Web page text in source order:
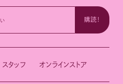
スタッフ オンラインストア